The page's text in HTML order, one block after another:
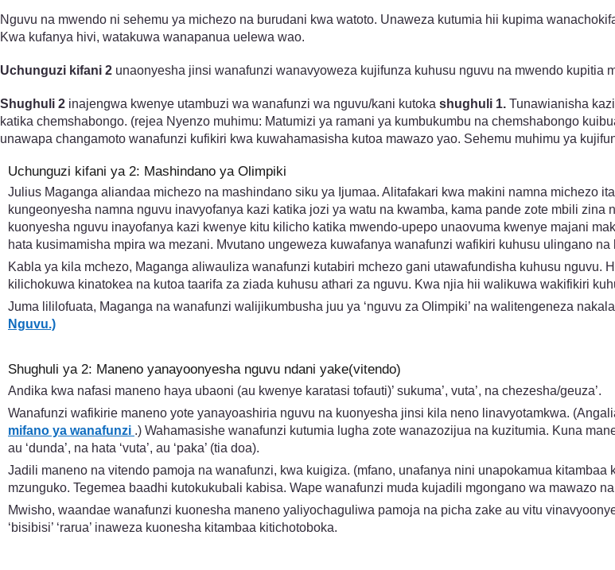
Nguvu na mwendo ni sehemu ya michezo na burudani kwa watoto. Unaweza kutumia hii kupima
Kwa kufanya hivi, watakuwa wanapanua uelewa wao.
Uchunguzi kifani 2 unaonyesha jinsi wanafunzi wanavyoweza kujifunza kuhusu nguvu na mwendo kupitia
Shughuli 2 inajengwa kwenye utambuzi wa wanafunzi wa nguvu/kani kutoka shughuli 1. Tunawianisha
katika chemshabongo. (rejea Nyenzo muhimu: Matumizi ya ramani ya kumbukumbu na chemshabongo
unawapa changamoto wanafunzi kufikiri kwa kuwahamasisha kutoa mawazo yao. Sehemu muhimu ya
Uchunguzi kifani ya 2: Mashindano ya Olimpiki
Julius Maganga aliandaa michezo na mashindano siku ya Ijumaa. Alitafakari kwa makini namna michezo
kungeonyesha namna nguvu inavyofanya kazi katika jozi ya watu na kwamba, kama pande zote mbili
kuonyesha nguvu inayofanya kazi kwenye kitu kilicho katika mwendo-upepo unaovuma kwenye majani
hata kusimamisha mpira wa mezani. Mvutano ungeweza kuwafanya wanafunzi wafikiri kuhusu ulingano
Kabla ya kila mchezo, Maganga aliwauliza wanafunzi kutabiri mchezo gani utawafundisha kuhusu
kilichokuwa kinatokea na kutoa taarifa za ziada kuhusu athari za nguvu. Kwa njia hii walikuwa wakifikiri
Juma lililofuata, Maganga na wanafunzi walijikumbusha juu ya ‘nguvu za Olimpiki’ na walitengeneza
Nguvu.)
Shughuli ya 2: Maneno yanayoonyesha nguvu ndani yake(vitendo)
Andika kwa nafasi maneno haya ubaoni (au kwenye karatasi tofauti)’ sukuma’, vuta’, na chezesha/geuza’.
Wanafunzi wafikirie maneno yote yanayoashiria nguvu na kuonyesha jinsi kila neno linavyotamkwa.
mifano ya wanafunzi .) Wahamasishe wanafunzi kutumia lugha zote wanazozijua na kuzitumia. Kuna
au ‘dunda’, na hata ‘vuta’, au ‘paka’ (tia doa).
Jadili maneno na vitendo pamoja na wanafunzi, kwa kuigiza. (mfano, unafanya nini unapokamua
mzunguko. Tegemea baadhi kutokukubali kabisa. Wape wanafunzi muda kujadili mgongano wa mawazo
Mwisho, waandae wanafunzi kuonesha maneno yaliyochaguliwa pamoja na picha zake au vitu
‘bisibisi’ ‘rarua’ inaweza kuonesha kitambaa kitichotoboka.